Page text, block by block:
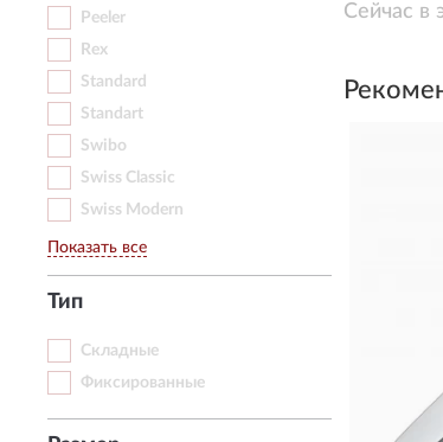
Peeler
Rex
Standard
Standart
Swibo
Swiss Classic
Swiss Modern
Показать все
Тип
Складные
Фиксированные
Сейчас в